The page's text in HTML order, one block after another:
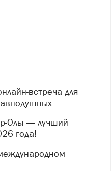
года!